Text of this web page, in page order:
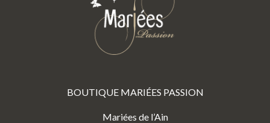
BOUTIQUE MARIÉES PASSION
Mariées de l’Ain